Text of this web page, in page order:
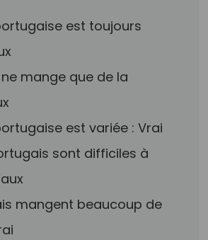
est toujours
mange que de la
est variée : Vrai
sont difficiles à
mangent beaucoup de